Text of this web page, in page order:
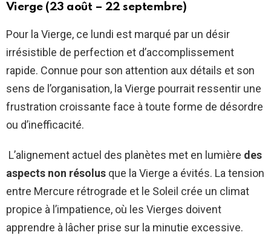
Vierge (23 août – 22 septembre)
Pour la Vierge, ce lundi est marqué par un désir
irrésistible de perfection et d’accomplissement
rapide. Connue pour son attention aux détails et son
sens de l’organisation, la Vierge pourrait ressentir une
frustration croissante face à toute forme de désordre
ou d’inefficacité.
L’alignement actuel des planètes met en lumière des
aspects non résolus que la Vierge a évités. La tension
entre Mercure rétrograde et le Soleil crée un climat
propice à l’impatience, où les Vierges doivent
apprendre à lâcher prise sur la minutie excessive.